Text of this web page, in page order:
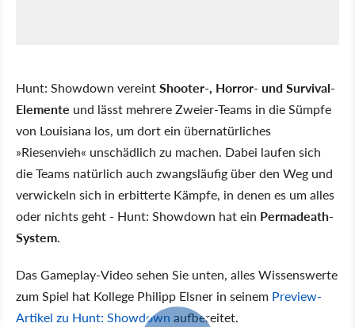
Hunt: Showdown vereintShooter-, Horror- und Survival-
Elemente und lässt mehrere Zweier-Teams in die Sümpfe
von Louisiana los, um dort ein übernatürliches
»Riesenvieh« unschädlich zu machen. Dabei laufen sich
die Teams natürlich auch zwangsläufig über den Weg und
verwickeln sich in erbitterte Kämpfe, in denen es um alles
oder nichts geht - Hunt: Showdown hat ein Permadeath-
System.
Das Gameplay-Video sehen Sie unten, alles Wissenswerte
zum Spiel hat Kollege Philipp Elsner in seinem Preview-
Artikel zu Hunt: Showdown aufbereitet.